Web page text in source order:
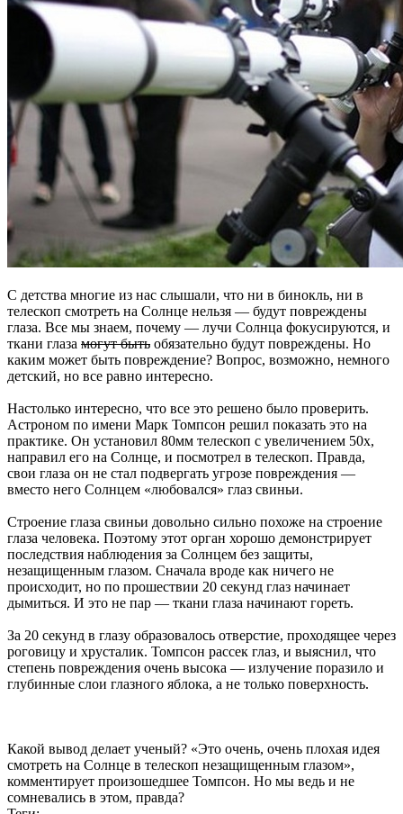
С детства многие из нас слышали, что ни в бинокль, ни в
телескоп смотреть на Солнце нельзя — будут повреждены
глаза. Все мы знаем, почему — лучи Солнца фокусируются, и
ткани глаза могут быть обязательно будут повреждены. Но
каким может быть повреждение? Вопрос, возможно, немного
детский, но все равно интересно.
Настолько интересно, что все это решено было проверить.
Астроном по имени Марк Томпсон решил показать это на
практике. Он установил 80мм телескоп с увеличением 50х,
направил его на Солнце, и посмотрел в телескоп. Правда,
свои глаза он не стал подвергать угрозе повреждения —
вместо него Солнцем «любовался» глаз свиньи.
Строение глаза свиньи довольно сильно похоже на строение
глаза человека. Поэтому этот орган хорошо демонстрирует
последствия наблюдения за Солнцем без защиты,
незащищенным глазом. Сначала вроде как ничего не
происходит, но по прошествии 20 секунд глаз начинает
дымиться. И это не пар — ткани глаза начинают гореть.
За 20 секунд в глазу образовалось отверстие, проходящее через
роговицу и хрусталик. Томпсон рассек глаз, и выяснил, что
степень повреждения очень высока — излучение поразило и
глубинные слои глазного яблока, а не только поверхность.
Какой вывод делает ученый? «Это очень, очень плохая идея
смотреть на Солнце в телескоп незащищенным глазом»,
комментирует произошедшее Томпсон. Но мы ведь и не
сомневались в этом, правда?